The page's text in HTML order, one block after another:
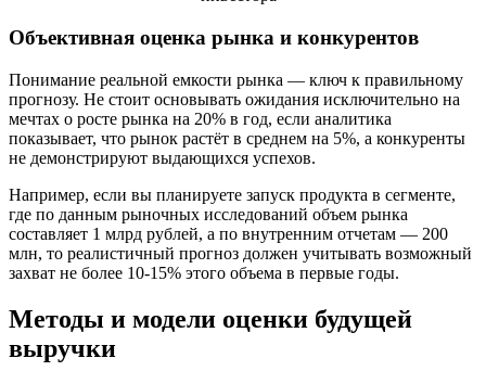
Объективная оценка рынка и конкурентов
Понимание реальной емкости рынка — ключ к правильному
прогнозу. Не стоит основывать ожидания исключительно на
мечтах о росте рынка на 20% в год, если аналитика
показывает, что рынок растёт в среднем на 5%, а конкуренты
не демонстрируют выдающихся успехов.
Например, если вы планируете запуск продукта в сегменте,
где по данным рыночных исследований объем рынка
составляет 1 млрд рублей, а по внутренним отчетам — 200
млн, то реалистичный прогноз должен учитывать возможный
захват не более 10-15% этого объема в первые годы.
Методы и модели оценки будущей
выручки